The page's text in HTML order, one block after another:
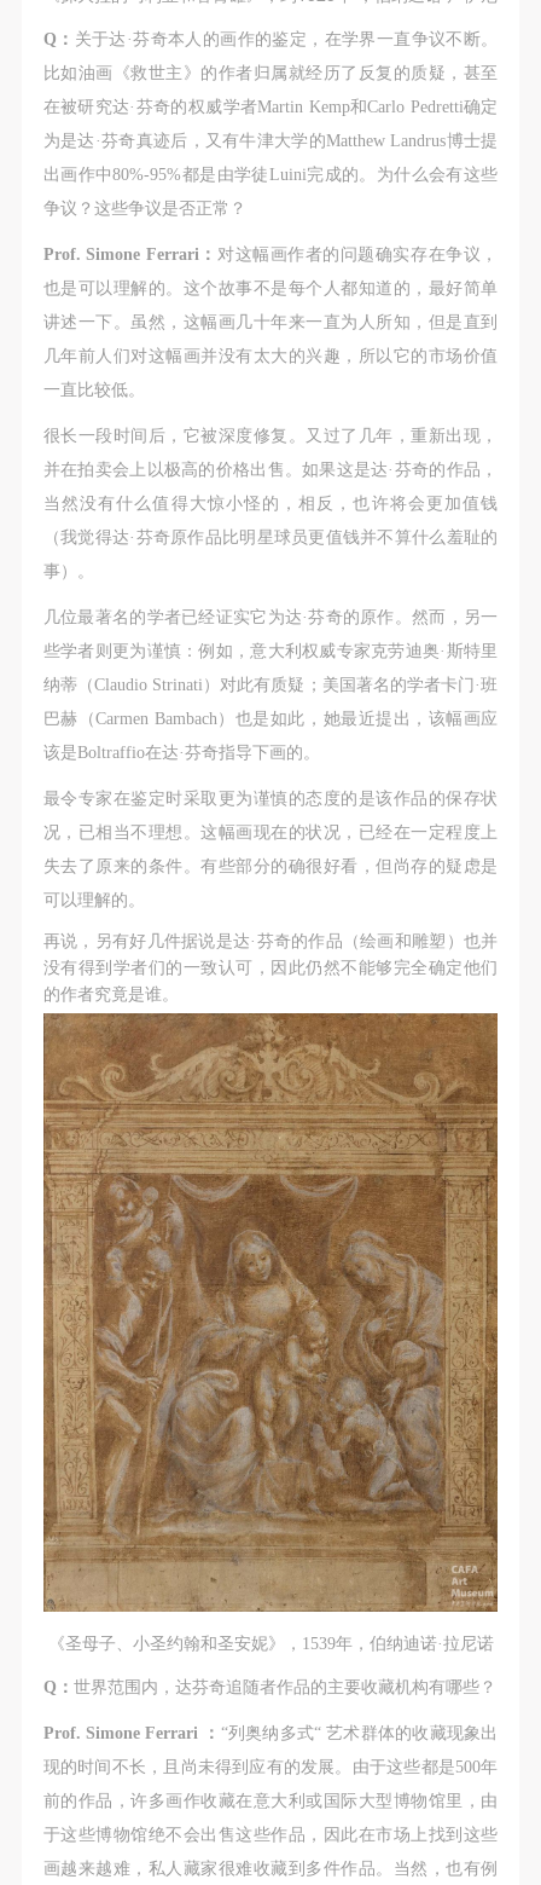
Q： 关于达·芬奇本人的画作的鉴定，在学界一直争议不断。
比如油画《救世主》的作者归属就经历了反复的质疑，甚至
在被研究达·芬奇的权威学者Martin Kemp和Carlo Pedretti确定
为是达·芬奇真迹后，又有牛津大学的Matthew Landrus博士提
出画作中80%-95%都是由学徒Luini完成的。为什么会有这些
争议？这些争议是否正常？
Prof. Simone Ferrari： 对这幅画作者的问题确实存在争议，
也是可以理解的。这个故事不是每个人都知道的，最好简单
讲述一下。虽然，这幅画几十年来一直为人所知，但是直到
几年前人们对这幅画并没有太大的兴趣，所以它的市场价值
一直比较低。
很长一段时间后，它被深度修复。又过了几年，重新出现，
并在拍卖会上以极高的价格出售。如果这是达·芬奇的作品，
当然没有什么值得大惊小怪的，相反，也许将会更加值钱
（我觉得达·芬奇原作品比明星球员更值钱并不算什么羞耻的
事）。
几位最著名的学者已经证实它为达·芬奇的原作。然而，另一
些学者则更为谨慎：例如，意大利权威专家克劳迪奥·斯特里
纳蒂（Claudio Strinati）对此有质疑；美国著名的学者卡门·班
巴赫（Carmen Bambach）也是如此，她最近提出，该幅画应
该是Boltraffio在达·芬奇指导下画的。
最令专家在鉴定时采取更为谨慎的态度的是该作品的保存状
况，已相当不理想。这幅画现在的状况，已经在一定程度上
失去了原来的条件。有些部分的确很好看，但尚存的疑虑是
可以理解的。
再说，另有好几件据说是达·芬奇的作品（绘画和雕塑）也并
没有得到学者们的一致认可，因此仍然不能够完全确定他们
的作者究竟是谁。
《圣母子、小圣约翰和圣安妮》，1539年，伯纳迪诺·拉尼诺
Q： 世界范围内，达芬奇追随者作品的主要收藏机构有哪些？
Prof. Simone Ferrari ： “列奥纳多式“ 艺术群体的收藏现象出
现的时间不长，且尚未得到应有的发展。由于这些都是500年
前的作品，许多画作收藏在意大利或国际大型博物馆里，由
于这些博物馆绝不会出售这些作品，因此在市场上找到这些
画越来越难，私人藏家很难收藏到多件作品。当然，也有例